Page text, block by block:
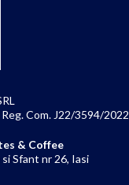
Com. J22/3594/2022
& Coffee
Sfant nr 26, Iasi